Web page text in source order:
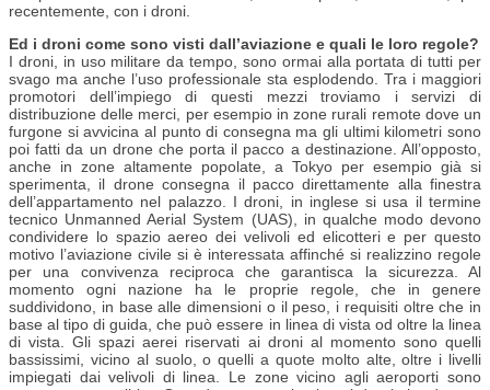
recentemente, con i droni.
Ed i droni come sono visti dall’aviazione e quali le loro regole?
I droni, in uso militare da tempo, sono ormai alla portata di tutti per
svago ma anche l’uso professionale sta esplodendo. Tra i maggiori
promotori dell’impiego di questi mezzi troviamo i servizi di
distribuzione delle merci, per esempio in zone rurali remote dove un
furgone si avvicina al punto di consegna ma gli ultimi kilometri sono
poi fatti da un drone che porta il pacco a destinazione. All’opposto,
anche in zone altamente popolate, a Tokyo per esempio già si
sperimenta, il drone consegna il pacco direttamente alla finestra
dell’appartamento nel palazzo. I droni, in inglese si usa il termine
tecnico Unmanned Aerial System (UAS), in qualche modo devono
condividere lo spazio aereo dei velivoli ed elicotteri e per questo
motivo l’aviazione civile si è interessata affinché si realizzino regole
per una convivenza reciproca che garantisca la sicurezza. Al
momento ogni nazione ha le proprie regole, che in genere
suddividono, in base alle dimensioni o il peso, i requisiti oltre che in
base al tipo di guida, che può essere in linea di vista od oltre la linea
di vista. Gli spazi aerei riservati ai droni al momento sono quelli
bassissimi, vicino al suolo, o quelli a quote molto alte, oltre i livelli
impiegati dai velivoli di linea. Le zone vicino agli aeroporti sono